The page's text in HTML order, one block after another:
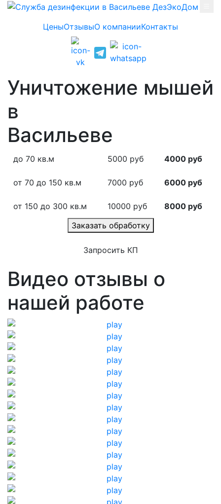
Skip to main content
ЦеныОтзывыО компанииКонтакты
Уничтожение мышей
в
Васильеве
до 70 кв.м 5000 руб 4000 руб
от 70 до 150 кв.м 7000 руб 6000 руб
от 150 до 300 кв.м 10000 руб
8000 руб
Заказать обработку
Запросить КП
Видео отзывы о
нашей работе